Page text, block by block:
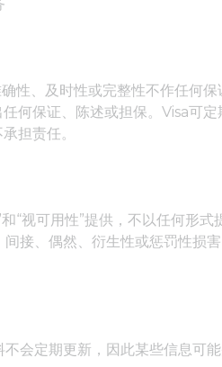
性、及时性或完整性不作任何
保证、陈述或担保。Visa可定
担责任。
“视可用性”提供，不以任何形
接、偶然、衍生性或惩罚性损
会定期更新，因此某些信息可